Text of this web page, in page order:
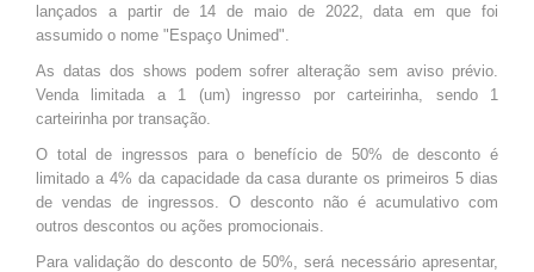
lançados a partir de 14 de maio de 2022, data em que foi
assumido o nome "Espaço Unimed".
As datas dos shows podem sofrer alteração sem aviso prévio.
Venda limitada a 1 (um) ingresso por carteirinha, sendo 1
carteirinha por transação.
O total de ingressos para o benefício de 50% de desconto é
limitado a 4% da capacidade da casa durante os primeiros 5 dias
de vendas de ingressos. O desconto não é acumulativo com
outros descontos ou ações promocionais.
Para validação do desconto de 50%, será necessário apresentar,